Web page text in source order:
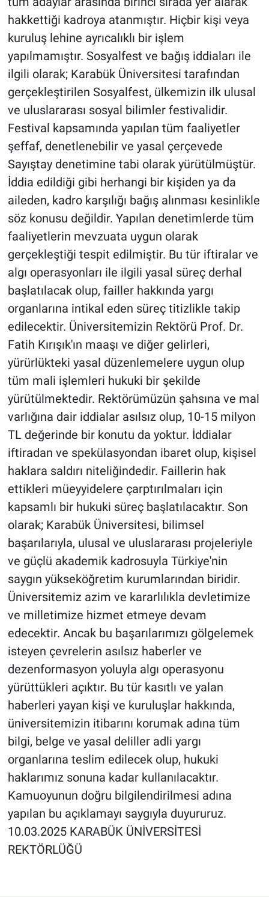
hakkettiği kadroya atanmıştır. Hiçbir kişi veya
kuruluş lehine ayrıcalıklı bir işlem
yapılmamıştır. Sosyalfest ve bağış iddiaları ile
ilgili olarak; Karabük Üniversitesi tarafından
gerçekleştirilen Sosyalfest, ülkemizin ilk ulusal
ve uluslararası sosyal bilimler festivalidir.
Festival kapsamında yapılan tüm faaliyetler
şeffaf, denetlenebilir ve yasal çerçevede
Sayıştay denetimine tabi olarak yürütülmüştür.
İddia edildiği gibi herhangi bir kişiden ya da
aileden, kadro karşılığı bağış alınması kesinlikle
söz konusu değildir. Yapılan denetimlerde tüm
faaliyetlerin mevzuata uygun olarak
gerçekleştiği tespit edilmiştir. Bu tür iftiralar ve
algı operasyonları ile ilgili yasal süreç derhal
başlatılacak olup, failler hakkında yargı
organlarına intikal eden süreç titizlikle takip
edilecektir. Üniversitemizin Rektörü Prof. Dr.
Fatih Kırışık'ın maaşı ve diğer gelirleri,
yürürlükteki yasal düzenlemelere uygun olup
tüm mali işlemleri hukuki bir şekilde
yürütülmektedir. Rektörümüzün şahsına ve mal
varlığına dair iddialar asılsız olup, 10-15 milyon
TL değerinde bir konutu da yoktur. İddialar
iftiradan ve spekülasyondan ibaret olup, kişisel
haklara saldırı niteliğindedir. Faillerin hak
ettikleri müeyyidelere çarptırılmaları için
kapsamlı bir hukuki süreç başlatılacaktır. Son
olarak; Karabük Üniversitesi, bilimsel
başarılarıyla, ulusal ve uluslararası projeleriyle
ve güçlü akademik kadrosuyla Türkiye'nin
saygın yükseköğretim kurumlarından biridir.
Üniversitemiz azim ve kararlılıkla devletimize
ve milletimize hizmet etmeye devam
edecektir. Ancak bu başarılarımızı gölgelemek
isteyen çevrelerin asılsız haberler ve
dezenformasyon yoluyla algı operasyonu
yürüttükleri açıktır. Bu tür kasıtlı ve yalan
haberleri yayan kişi ve kuruluşlar hakkında,
üniversitemizin itibarını korumak adına tüm
bilgi, belge ve yasal deliller adli yargı
organlarına teslim edilecek olup, hukuki
haklarımız sonuna kadar kullanılacaktır.
Kamuoyunun doğru bilgilendirilmesi adına
yapılan bu açıklamayı saygıyla duyururuz.
10.03.2025 KARABÜK ÜNİVERSİTESİ
REKTÖRLÜĞÜ